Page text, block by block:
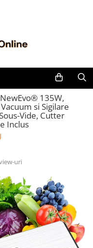
135W,
si Sigilare
Vide, Cutter
Inclus
uri